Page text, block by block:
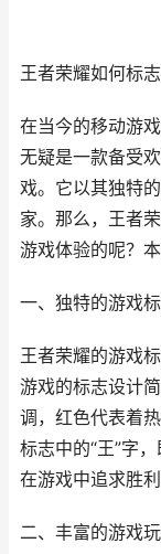
王者荣耀如何标
在当今的移动游
无疑是一款备受
戏。它以其独特
家。那么，王者
游戏体验的呢？
一、独特的游戏
王者荣耀的游戏
游戏的标志设计
调，红色代表着
标志中的“王”字
在游戏中追求胜利
二、丰富的游戏